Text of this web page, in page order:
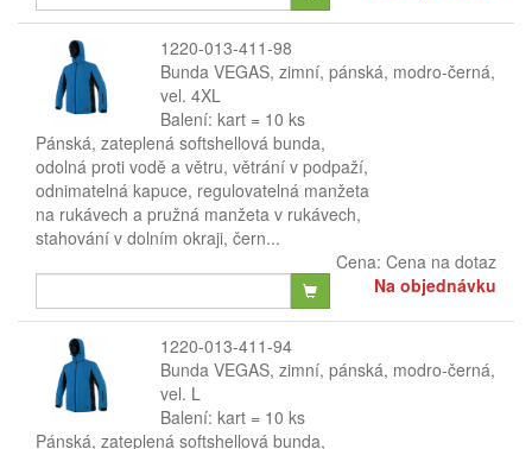
1220-013-411-98
Bunda VEGAS, zimní, pánská, modro-černá,
vel. 4XL
Balení: kart = 10 ks
Pánská, zateplená softshellová bunda,
odolná proti vodě a větru, větrání v podpaží,
odnimatelná kapuce, regulovatelná manžeta
na rukávech a pružná manžeta v rukávech,
stahování v dolním okraji, čern...
Cena: Cena na dotaz
Na objednávku
1220-013-411-94
Bunda VEGAS, zimní, pánská, modro-černá,
vel. L
Balení: kart = 10 ks
Pánská, zateplená softshellová bunda,